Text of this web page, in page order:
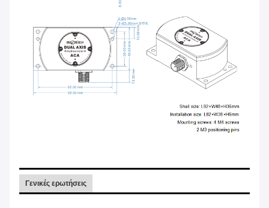
Γενικές ερωτήσεις